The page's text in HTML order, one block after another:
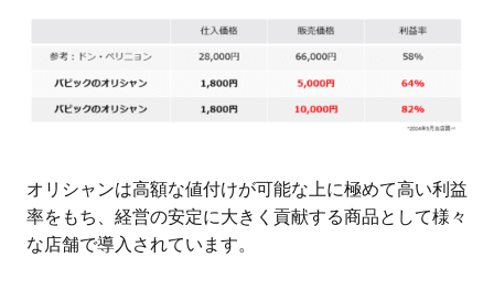
オリシャンは高額な値付けが可能な上に極めて高い利益
率をもち、経営の安定に大きく貢献する商品として様々
な店舗で導入されています。